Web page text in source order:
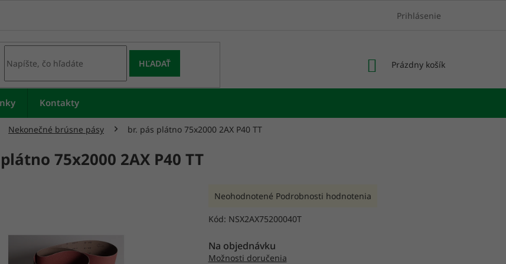
Prihlásenie
HĽADAŤ
NÁKUPNÝ
Prázdny košík
Kontakty
Nekonečné brúsne pásy br. pás plátno 75x2000 2AX P40 TT
75x2000 2AX P40 TT
Kód: NSX2AX75200040T
Na objednávku
Možnosti doručenia
Priemerné
produktu
0,0
z
Neohodnotené Podrobnosti hodnotenia